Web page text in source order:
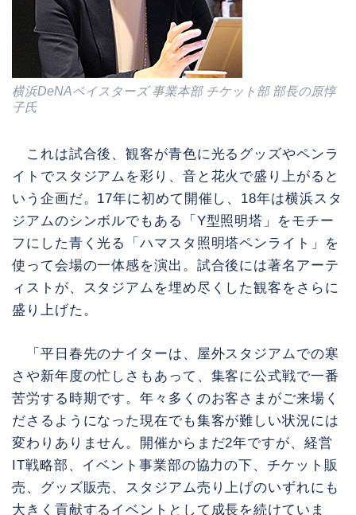
横浜DeNAベイスターズ 事業本部 チケット部 部長の原惇
子氏
これは試合後、観客が青色に光るグッズやペンラ
イトでスタジアムを彩り、音と花火で盛り上がると
いう企画だ。17年に初めて開催し、18年は横浜スタ
ジアムのシンボルでもある「Y型照明塔」をモチー
フにした青く光る「ハマスタ照明塔ペンライト」を
使って会場の一体感を演出。試合後には著名アーテ
ィストが、スタジアムを埋め尽くした観客をさらに
盛り上げた。
「平日春先のナイターは、屋外スタジアムでの寒
さや新年度の忙しさもあって、集客に公式戦で一番
苦労する時期です。年々多くのお客さまがご来場く
ださるようになった現在でも集客が難しい状況には
変わりありません。開催からまだ2年ですが、経営
IT戦略部、イベント事業部の協力の下、チケット販
売、グッズ販売、スタジアム売り上げのいずれにも
大きく貢献するイベントとして成長を続けていま